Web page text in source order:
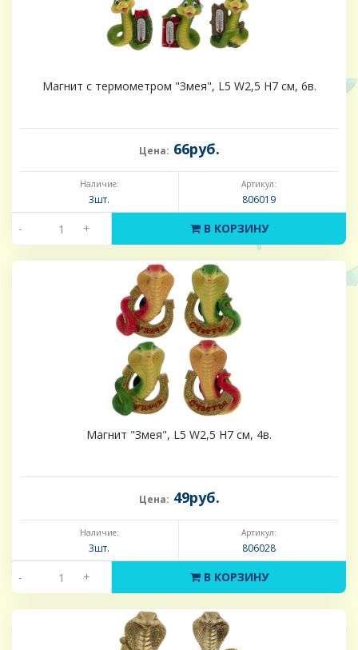
Магнит с термометром "Змея", L5 W2,5 H7 см, 6в.
Цена: 66руб.
Наличие:
3шт.
Артикул:
806019
- + В КОРЗИНУ
Магнит "Змея", L5 W2,5 H7 см, 4в.
Цена: 49руб.
Наличие:
3шт.
Артикул:
806028
- + В КОРЗИНУ